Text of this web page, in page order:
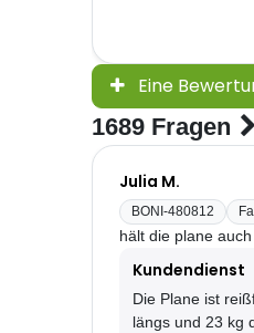
Eine
1689 Fragen
Julia M.
BONI-480812
hält die plane
Kundendienst
Die Plane ist
längs und 23 kg